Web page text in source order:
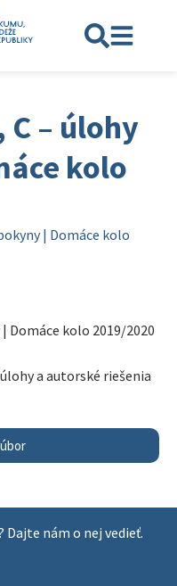
C – úlohy
kolo
| Domáce kolo
Domáce kolo 2019/2020
a autorské riešenia
Dajte nám o nej vedieť.